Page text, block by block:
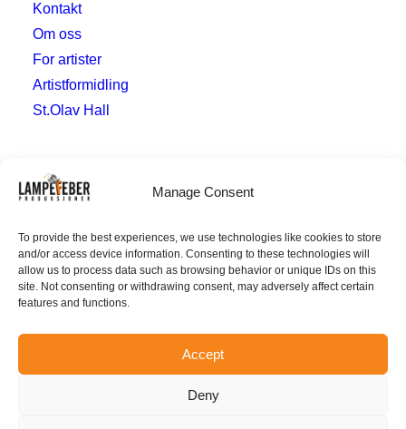
Manage Consent
To provide the best experiences, we use technologies like cookies to store
and/or access device information. Consenting to these technologies will
allow us to process data such as browsing behavior or unique IDs on this
site. Not consenting or withdrawing consent, may adversely affect certain
features and functions.
Accept
Deny
Kontakt
Om oss
For artister
Artistformidling
St.Olav Hall
Verven 10
4014 Stavanger
© 2026 Lampefeber, Org.nr.